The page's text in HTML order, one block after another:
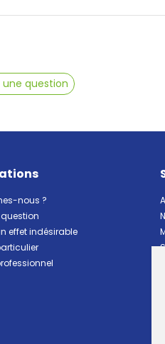
une question
nous ?
question
effet indésirable